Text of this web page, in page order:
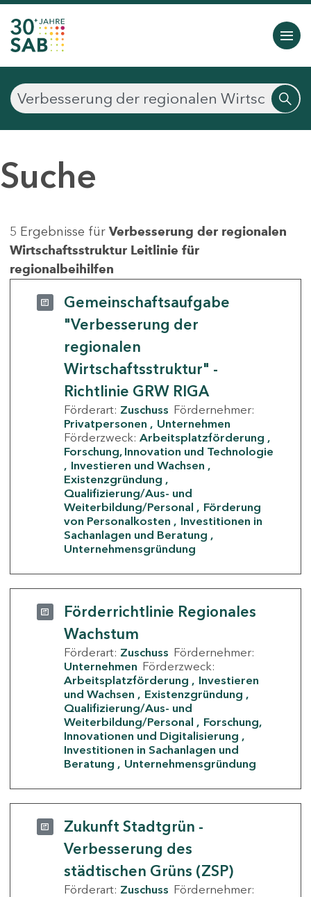
Suche
5 Ergebnisse für Verbesserung der regionalen
Wirtschaftsstruktur Leitlinie für
regionalbeihilfen
Gemeinschaftsaufgabe
"Verbesserung der
regionalen
Wirtschaftsstruktur" -
Richtlinie GRW RIGA
Förderart: Zuschuss Fördernehmer:
Privatpersonen
Unternehmen
Förderzweck: Arbeitsplatzförderung
Forschung, Innovation und Technologie
Investieren und Wachsen
Existenzgründung
Qualifizierung/Aus- und
Weiterbildung/Personal
Förderung
von Personalkosten
Investitionen in
Sachanlagen und Beratung
Unternehmensgründung
Förderrichtlinie Regionales
Wachstum
Förderart: Zuschuss Fördernehmer:
Unternehmen Förderzweck:
Arbeitsplatzförderung
Investieren
und Wachsen
Existenzgründung
Qualifizierung/Aus- und
Weiterbildung/Personal
Forschung,
Innovationen und Digitalisierung
Investitionen in Sachanlagen und
Beratung
Unternehmensgründung
Zukunft Stadtgrün -
Verbesserung des
städtischen Grüns (ZSP)
Förderart: Zuschuss Fördernehmer: